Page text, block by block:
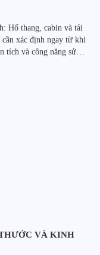
Hố thang, cabin và tải
xác định ngay từ khi
tích và công năng sử
VÀ KINH